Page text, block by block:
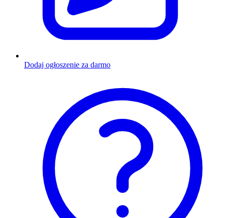
Dodaj ogłoszenie za darmo